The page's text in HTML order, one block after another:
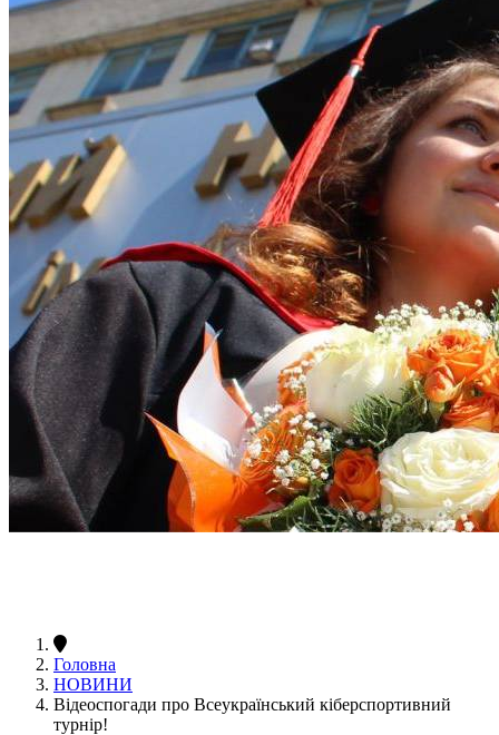
Головна
НОВИНИ
Відеоспогади про Всеукраїнський кіберспортивний
турнір!